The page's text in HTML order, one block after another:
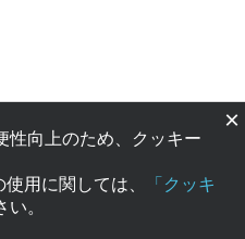
×
性向上のため、クッキー
用に関しては、
「クッキ
。